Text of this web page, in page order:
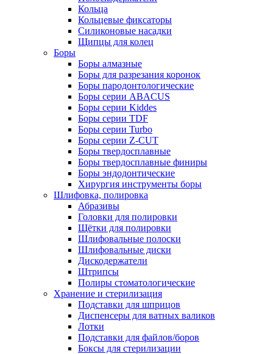
Кольца
Кольцевые фиксаторы
Силиконовые насадки
Щипцы для колец
Боры
Боры алмазные
Боры для разрезания коронок
Боры пародонтологические
Боры серии ABACUS
Боры серии Kiddes
Боры серии TDF
Боры серии Turbo
Боры серии Z-CUT
Боры твердосплавные
Боры твердосплавные финиры
Боры эндодонтические
Хирургия инструменты боры
Шлифовка, полировка
Абразивы
Головки для полировки
Щётки для полировки
Шлифовальные полоски
Шлифовальные диски
Дискодержатели
Штрипсы
Полиры стоматологические
Хранение и стерилизация
Подставки для шприцов
Диспенсеры для ватных валиков
Лотки
Подставки для файлов/боров
Боксы для стерилизации